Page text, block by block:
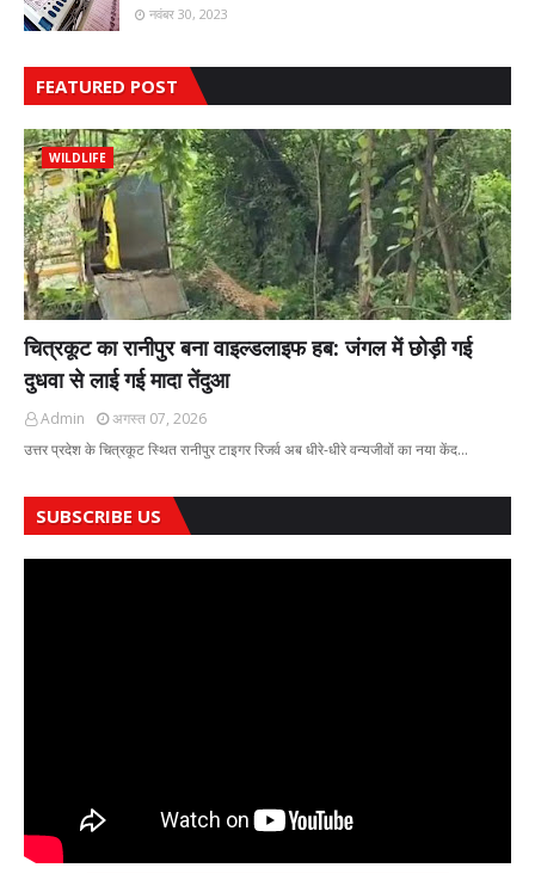
नवंबर 30, 2023
FEATURED POST
WILDLIFE
चित्रकूट का रानीपुर बना वाइल्डलाइफ हब: जंगल में छोड़ी गई
दुधवा से लाई गई मादा तेंदुआ
Admin
अगस्त 07, 2026
उत्तर प्रदेश के चित्रकूट स्थित रानीपुर टाइगर रिजर्व अब धीरे-धीरे वन्यजीवों का नया केंद…
SUBSCRIBE US